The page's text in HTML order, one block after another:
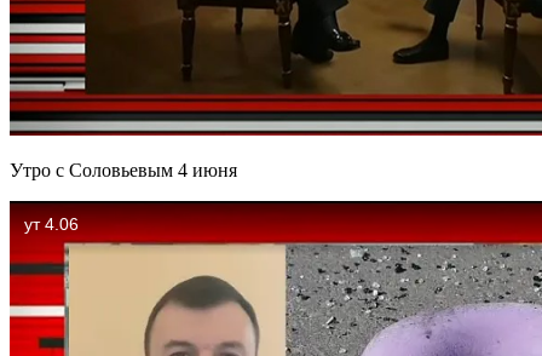
Утро с Соловьевым 4 июня